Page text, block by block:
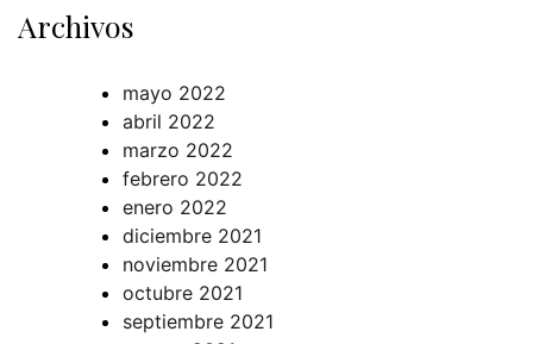
Archivos
mayo 2022
abril 2022
marzo 2022
febrero 2022
enero 2022
diciembre 2021
noviembre 2021
octubre 2021
septiembre 2021